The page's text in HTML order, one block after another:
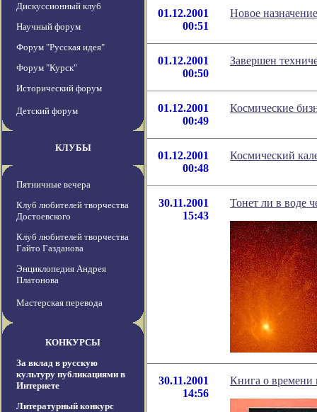
Дискуссионный клуб
Научный форум
Форум "Русская идея"
Форум "Курск"
Исторический форум
Детский форум
КЛУБЫ
Пятничные вечера
Клуб любителей творчества
Достоевского
Клуб любителей творчества
Гайто Газданова
Энциклопедия Андрея
Платонова
Мастерская перевода
КОНКУРСЫ
За вклад в русскую
культуру публикациями в
Интернете
Литературный конкурс
01.12.2001
00:51
Новое
01.12.2001
00:50
Завершен
01.12.2001
00:49
Космические
01.12.2001
00:48
Космический
30.11.2001
15:43
Тонет ли в воде
30.11.2001
14:56
Книга о времени